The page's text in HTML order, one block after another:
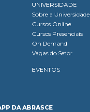
UNIVERSIDADE
Sobre a Universidade
Cursos Online
Cursos Presenciais
On Demand
Vagas do Setor
EVENTOS
DA ABRASCE